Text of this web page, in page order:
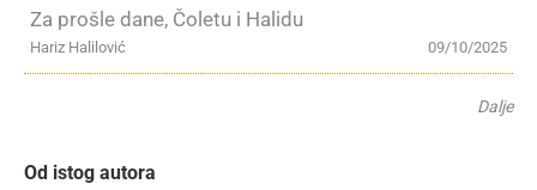
Za prošle dane, Čoletu i Halidu
09/10/2025
Hariz Halilović
Dalje
Od istog autora